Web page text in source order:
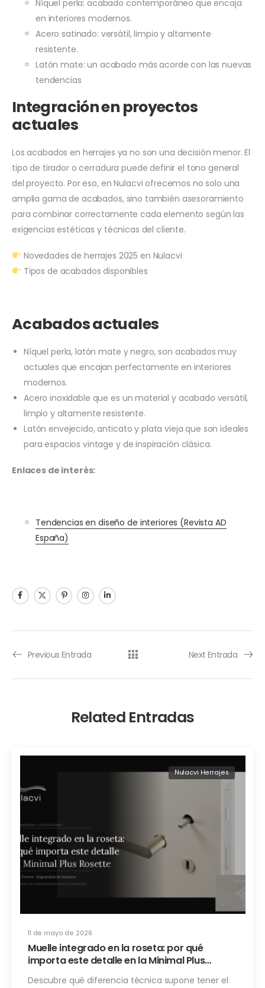
Níquel perla: acabado contemporáneo que encaja
en interiores modernos.
Acero satinado: versátil, limpio y altamente
resistente.
Latón mate: un acabado más acorde con las nuevas
tendencias
Integración en proyectos
actuales
Los acabados en herrajes ya no son una decisión menor. El
tipo de tirador o cerradura puede definir el tono general
del proyecto. Por eso, en Nulacvi ofrecemos no solo una
amplia gama de acabados, sino también asesoramiento
para combinar correctamente cada elemento según las
exigencias estéticas y técnicas del cliente.
Novedades de herrajes 2025 en Nulacvi
Tipos de acabados disponibles
Acabados actuales
Níquel perla, latón mate y negro, son acabados muy
actuales que encajan perfectamente en interiores
modernos.
Acero inoxidable que es un material y acabado versátil,
limpio y altamente resistente.
Latón envejecido, anticato y plata vieja que son ideales
para espacios vintage y de inspiración clásica.
Enlaces de interés:
Tendencias en diseño de interiores (Revista AD
España)
Previous Entrada Next Entrada
Related Entradas
11 de mayo de 2026
Nulacvi Herrajes
Muelle integrado en la roseta: por qué
importa este detalle en la Minimal Plus
Descubre qué diferencia técnica supone tener el